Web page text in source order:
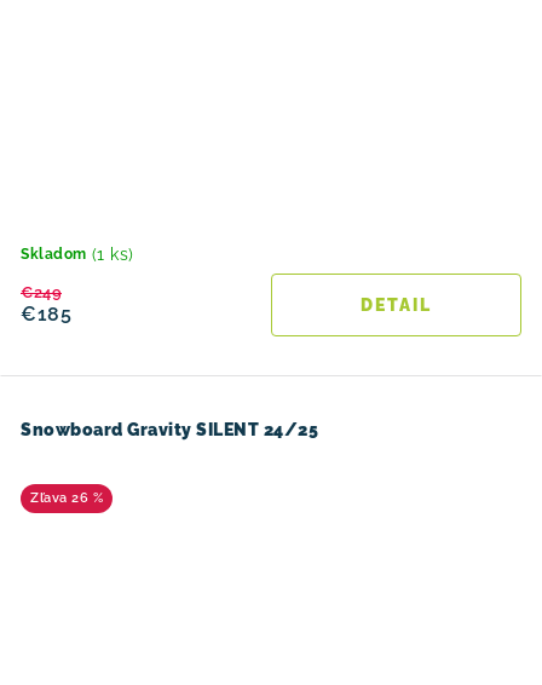
Skladom (1 ks)
€185
€249
DETAIL
Snowboard Gravity SILENT 24/25
26 %